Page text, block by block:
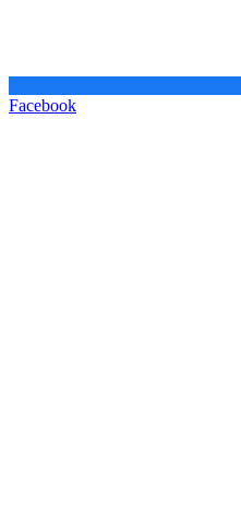
Facebook